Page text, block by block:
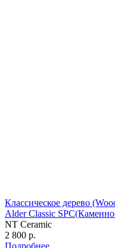
Классическое дерево
Alder Classic
NT Ceramic
2 800 р.
Подробнее